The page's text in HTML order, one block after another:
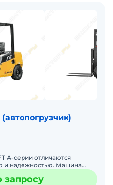
А-серии отличаются
и надежностью. Машина
и надежным двигателем
запросу